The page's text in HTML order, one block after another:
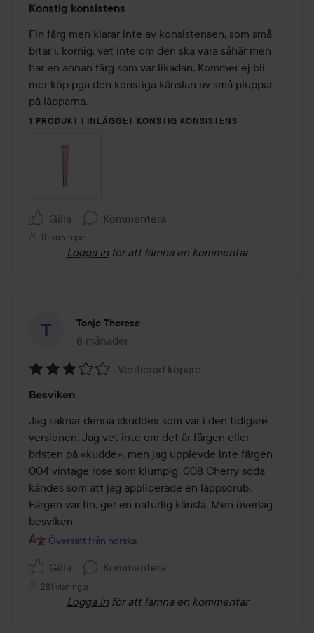
2
av
5
Konstig konsistens
Fin färg men klarar inte av konsistensen, som små
bitar i, kornig, vet inte om den ska vara såhär men
har en annan färg som var likadan. Kommer ej bli
mer köp pga den konstiga känslan av små pluppar
på läpparna.
1 PRODUKT I INLÄGGET KONSTIG KONSISTENS
Gilla Kommentera
111 visningar
Logga in för att lämna en kommentar
Tonje Therese
8 månader
Inlägget skapades 8 månader
3
av
5
Verifierad köpare
Besviken
Jag saknar denna «kudde» som var i den tidigare
versionen. Jag vet inte om det är färgen eller
bristen på «kudde», men jag upplevde inte färgen
004 vintage rose som klumpig. 008 Cherry soda
kändes som att jag applicerade en läppscrub..
Färgen var fin, ger en naturlig känsla. Men överlag
besviken..
Översatt från norska
Gilla Kommentera
281 visningar
Logga in för att lämna en kommentar